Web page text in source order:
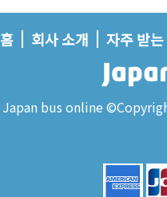
홈 회사 소개 자주 받
Japan bus online